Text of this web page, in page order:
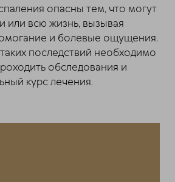
опасны тем, что могут
или всю жизнь, вызывая
и болевые ощущения.
последствий необходимо
обследования и
курс лечения.